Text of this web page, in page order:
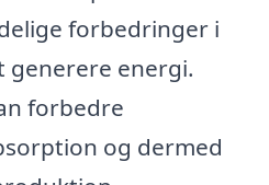
forbedringer i
generere energi.
forbedre
og dermed